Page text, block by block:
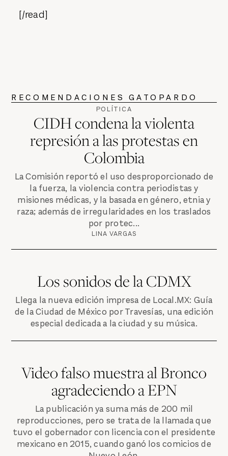
[/read]
RECOMENDACIONES GATOPARDO
POLÍTICA
CIDH condena la violenta
represión a las protestas en
Colombia
La Comisión reportó el uso desproporcionado de
la fuerza, la violencia contra periodistas y
misiones médicas, y la basada en género, etnia y
raza; además de irregularidades en los traslados
por protec...
LINA VARGAS
Los sonidos de la CDMX
Llega la nueva edición impresa de Local.MX: Guía
de la Ciudad de México por Travesías, una edición
especial dedicada a la ciudad y su música.
Video falso muestra al Bronco
agradeciendo a EPN
La publicación ya suma más de 200 mil
reproducciones, pero se trata de la llamada que
tuvo el gobernador con licencia con el presidente
mexicano en 2015, cuando ganó los comicios de